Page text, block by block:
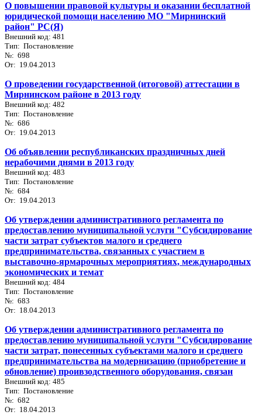
О повышении правовой культуры и оказании бесплатной
юридической помощи населению МО "Мирнинский
район" РС(Я)
Внешний код: 481
Тип: Постановление
№: 698
От: 19.04.2013
О проведении государственной (итоговой) аттестации в
Мирнинском районе в 2013 году
Внешний код: 482
Тип: Постановление
№: 686
От: 19.04.2013
Об объявлении республиканских праздничных дней
нерабочими днями в 2013 году
Внешний код: 483
Тип: Постановление
№: 684
От: 19.04.2013
Об утверждении административного регламента по
предоставлению муниципальной услуги "Субсидирование
части затрат субъектов малого и среднего
предпринимательства, связанных с участием в
выставочно-ярмарочных мероприятиях, международных
экономических и темат
Внешний код: 484
Тип: Постановление
№: 683
От: 18.04.2013
Об утверждении административного регламента по
предоставлению муниципальной услуги "Субсидирование
части затрат, понесенных субъектами малого и среднего
предпринимательства на модернизацию (приобретение и
обновление) проивзодственного оборудования, связан
Внешний код: 485
Тип: Постановление
№: 682
От: 18.04.2013